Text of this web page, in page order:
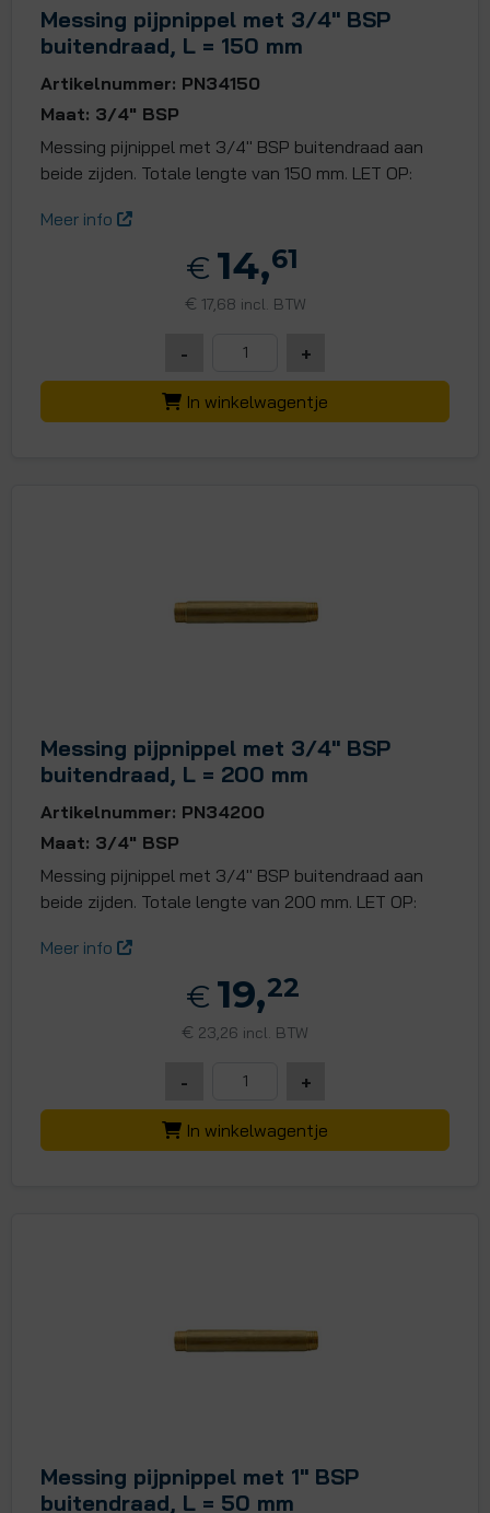
Messing pijpnippel met 3/4" BSP
buitendraad, L = 150 mm
Artikelnummer: PN34150
Maat: 3/4" BSP
Messing pijnippel met 3/4" BSP buitendraad aan
beide zijden. Totale lengte van 150 mm. LET OP:
Meer info
€ 14,61
€ 17,68 incl. BTW
- +
In winkelwagentje
Messing pijpnippel met 3/4" BSP
buitendraad, L = 200 mm
Artikelnummer: PN34200
Maat: 3/4" BSP
Messing pijnippel met 3/4" BSP buitendraad aan
beide zijden. Totale lengte van 200 mm. LET OP:
Meer info
€ 19,22
€ 23,26 incl. BTW
- +
In winkelwagentje
Messing pijpnippel met 1" BSP
buitendraad, L = 50 mm